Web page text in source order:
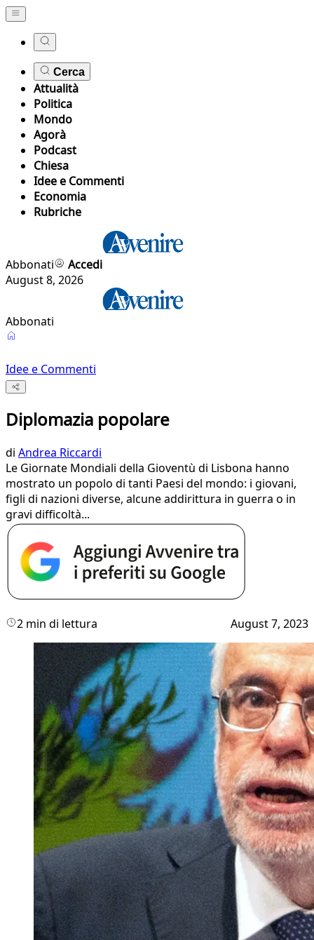
Cerca
Attualità
Politica
Mondo
Agorà
Podcast
Chiesa
Idee e Commenti
Economia
Rubriche
Abbonati
Accedi
August 8, 2026
Abbonati
Idee e Commenti
Diplomazia popolare
di Andrea Riccardi
Le Giornate Mondiali della Gioventù di Lisbona hanno
mostrato un popolo di tanti Paesi del mondo: i giovani,
figli di nazioni diverse, alcune addirittura in guerra o in
gravi difficoltà...
2 min di lettura August 7, 2023